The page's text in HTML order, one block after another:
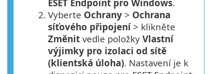
ESET Endpoint pro Windows.
2. Vyberte Ochrany > Ochrana
síťového připojení> klikněte
Změnit vedle položky Vlastní
výjimky pro izolaci od sítě
(klientská úloha). Nastavení je k